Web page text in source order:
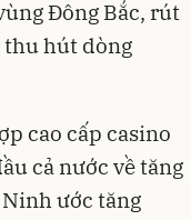
Đông Bắc, rút
thu hút dòng
cao cấp casino
cả nước về tăng
ước tăng